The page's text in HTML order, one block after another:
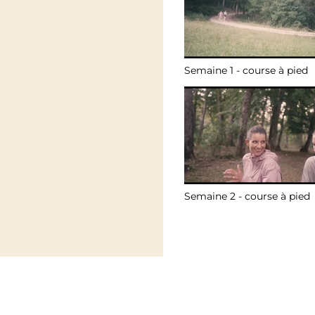
Semaine 1 - course à pied
Semaine 2 - course à pied